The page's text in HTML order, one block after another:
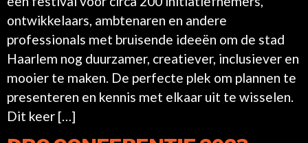
ontwikkelaars, ambtenaren en andere
professionals met bruisende ideeën om de stad
Haarlem nog duurzamer, creatiever, inclusiever en
mooier te maken. De perfecte plek om plannen te
presenteren en kennis met elkaar uit te wisselen.
Dit keer […]